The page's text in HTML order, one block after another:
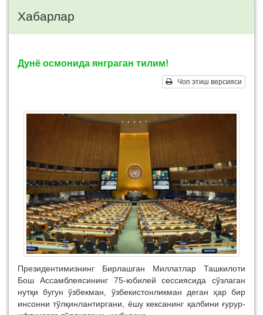
Хабарлар
Дунё осмонида янграган тилим!
Чоп этиш версияси
Президентимизнинг Бирлашган Миллатлар Ташкилоти
Бош Ассамблеясининг 75-юбилей сессиясида сўзлаган
нутқи бугун ўзбекман, ўзбекистонликман деган ҳар бир
инсонни тўлқинлантиргани, ёшу кексанинг қалбини ғурур-